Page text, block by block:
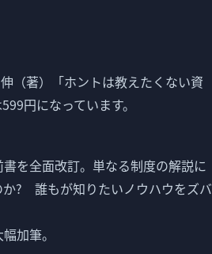
（著）「ホントは教えたくない資
円になっています。
を全面改訂。単なる制度の解説に
か? 誰もが知りたいノウハウをズバ
加筆。